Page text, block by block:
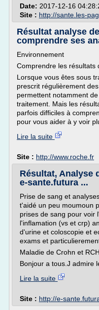
Date: 2017-12-16
Site : http://sante.les-
Résultat analyse
comprendre ses
Environnement
Comprendre les résultats
Lorsque vous êtes sous
prescrit régulièrement
permettent notamment
traitement. Mais les
parfois difficiles à
pour vous aider à y voir
Lire la suite
Site : http://www.roche.fr
Résultat, Analyse
e-sante.futura ...
Prise de sang et
t'aidé un peu moumoun
prises de sang pour voir
l'inflamation (vs et crp)
d'urine et coloscopie et
exams et
Maladie de Crohn et
Bonjour a tous.J admire
Lire la suite
Site : http://e-